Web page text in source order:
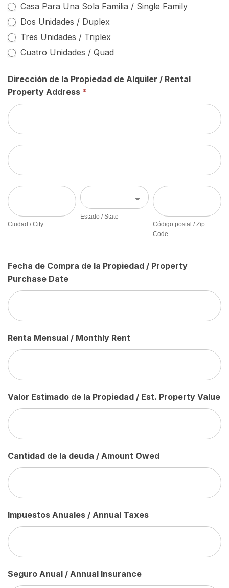
Casa Para Una Sola Familia / Single Family
Dos Unidades / Duplex
Tres Unidades / Triplex
Cuatro Unidades / Quad
Dirección de la Propiedad de Alquiler / Rental
Property Address *
Dirección
de
Propiedad
de
Alquiler
Rental
Property
Address
Dirección
de
Propiedad
de
Alquiler
/
Address
Ciudad
/
City
Ciudad / City
Estado
/
State
Estado / State
Código
postal
Zip
Código postal / Zip
Code
Fecha de Compra de la Propiedad / Property
Purchase Date
Renta Mensual / Monthly Rent
Valor Estimado de la Propiedad / Est. Property Value
Cantidad de la deuda / Amount Owed
Impuestos Anuales / Annual Taxes
Seguro Anual / Annual Insurance